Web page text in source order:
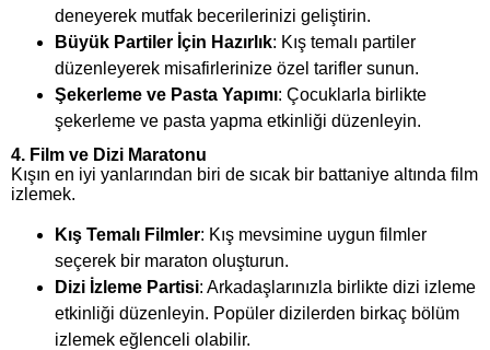
deneyerek mutfak becerilerinizi geliştirin.
Büyük Partiler İçin Hazırlık: Kış temalı partiler
düzenleyerek misafirlerinize özel tarifler sunun.
Şekerleme ve Pasta Yapımı: Çocuklarla birlikte
şekerleme ve pasta yapma etkinliği düzenleyin.
4. Film ve Dizi Maratonu
Kışın en iyi yanlarından biri de sıcak bir battaniye altında film
izlemek.
Kış Temalı Filmler: Kış mevsimine uygun filmler
seçerek bir maraton oluşturun.
Dizi İzleme Partisi: Arkadaşlarınızla birlikte dizi izleme
etkinliği düzenleyin. Popüler dizilerden birkaç bölüm
izlemek eğlenceli olabilir.